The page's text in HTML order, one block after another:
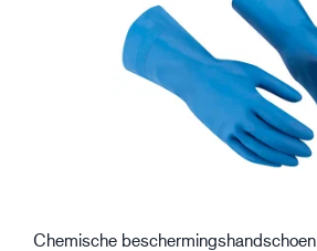
Chemische beschermingshandschoen